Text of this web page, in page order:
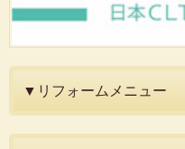
▼リフォームメニュー